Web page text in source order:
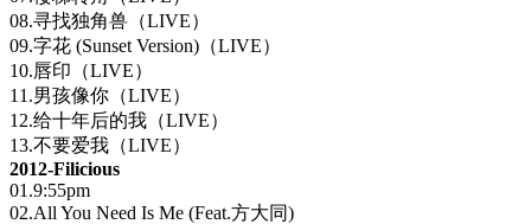
08.寻找独角兽（LIVE）
09.字花 (Sunset Version)（LIVE）
10.唇印（LIVE）
11.男孩像你（LIVE）
12.给十年后的我（LIVE）
13.不要爱我（LIVE）
2012-Filicious
01.9:55pm
02.All You Need Is Me (Feat.方大同)